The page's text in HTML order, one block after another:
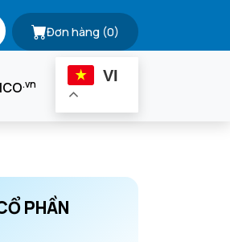
Đơn hàng (0)
.vn VI
PHẦN